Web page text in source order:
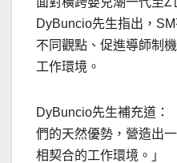
DyBuncio先生指出，
不同觀點、促進導師制
工作環境。
DyBuncio先生補充道：
們的天然優勢，營造出
相契合的工作環境。」